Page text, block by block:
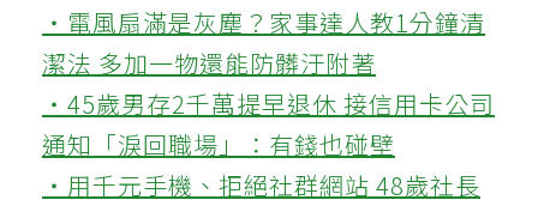
‧電風扇滿是灰塵？家事達人教1分鐘清
潔法 多加一物還能防髒汙附著
‧45歲男存2千萬提早退休 接信用卡公司
通知「淚回職場」：有錢也碰壁
‧用千元手機、拒絕社群網站 48歲社長